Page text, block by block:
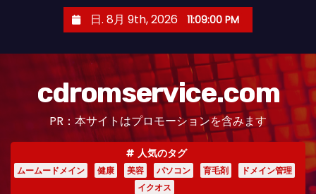
日. 8月 9th, 2026 11:09:01 PM
cdromservice.com
PR：本サイトはプロモーションを含みます
人気のタグ
ムームードメイン 健康 美容 パソコン 育毛剤
ドメイン管理
イクオス